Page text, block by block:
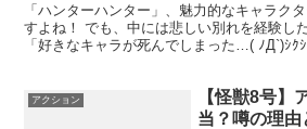
「ハンターハンター」、魅力的なキャラク
すよね！ でも、中には悲しい別れを経験し
「好きなキャラが死んでしまった…( ﾉД`)ｼｸ
アクション
【怪獣8号】
当？噂の理